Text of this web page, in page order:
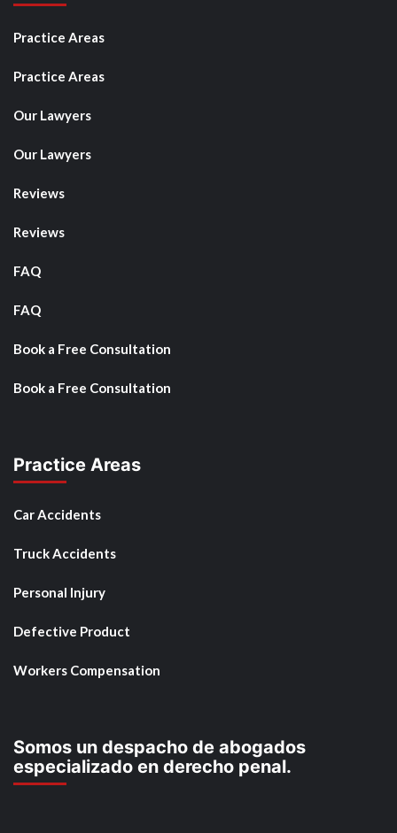
Practice Areas
Practice Areas
Our Lawyers
Our Lawyers
Reviews
Reviews
FAQ
FAQ
Book a Free Consultation
Book a Free Consultation
Practice Areas
Car Accidents
Truck Accidents
Personal Injury
Defective Product
Workers Compensation
Somos un despacho de abogados
especializado en derecho penal.